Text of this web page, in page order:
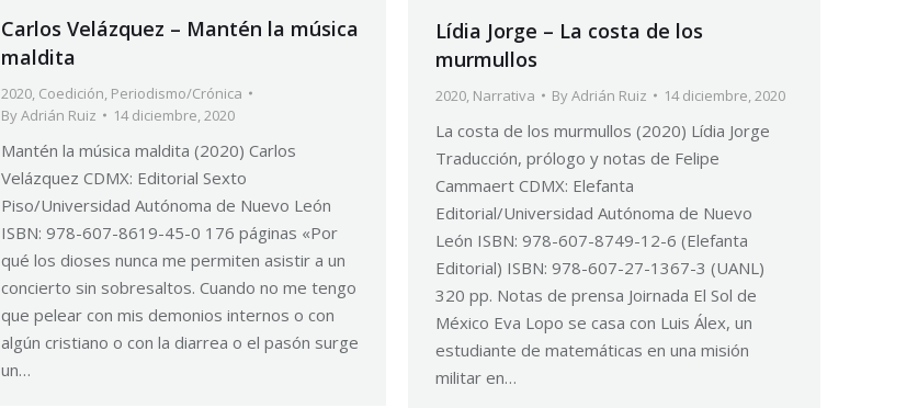
Carlos Velázquez – Mantén la música
maldita
2020, Coedición, Periodismo/Crónica
ByAdrián Ruiz 14 diciembre, 2020
Mantén la música maldita (2020) Carlos
Velázquez CDMX: Editorial Sexto
Piso/Universidad Autónoma de Nuevo León
ISBN: 978-607-8619-45-0 176 páginas «Por
qué los dioses nunca me permiten asistir a un
concierto sin sobresaltos. Cuando no me tengo
que pelear con mis demonios internos o con
algún cristiano o con la diarrea o el pasón surge
un…
Lídia Jorge – La costa de los
murmullos
2020, Narrativa ByAdrián Ruiz 14 diciembre, 2020
La costa de los murmullos (2020) Lídia Jorge
Traducción, prólogo y notas de Felipe
Cammaert CDMX: Elefanta
Editorial/Universidad Autónoma de Nuevo
León ISBN: 978-607-8749-12-6 (Elefanta
Editorial) ISBN: 978-607-27-1367-3 (UANL)
320 pp. Notas de prensa Joirnada El Sol de
México Eva Lopo se casa con Luis Álex, un
estudiante de matemáticas en una misión
militar en…